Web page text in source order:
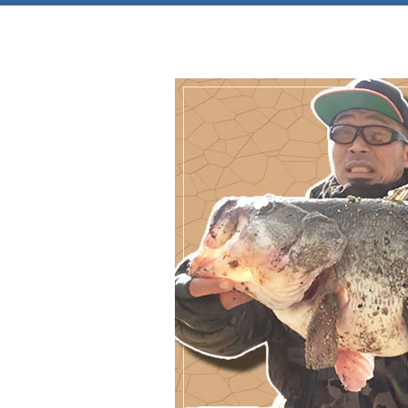
極真館大阪北摂
Just another WordPress site